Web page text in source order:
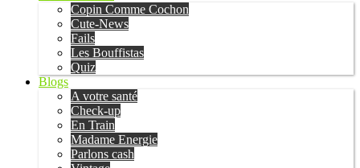
Copin Comme Cochon
Cute-News
Fails
Les Bouffistas
Quiz
Blogs
A votre santé
Check-up
En Train
Madame Energie
Parlons cash